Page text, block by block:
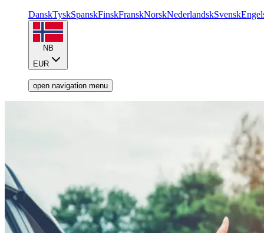
DanskTyskSpanskFinskFranskNorskNederlandskSvensk
NB
EUR
open navigation menu